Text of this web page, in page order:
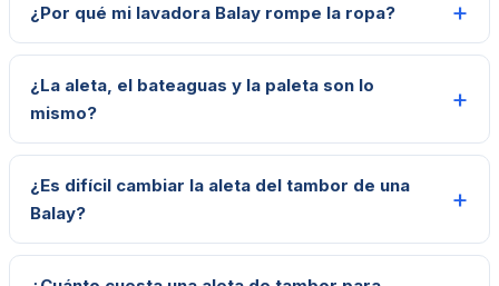
¿Por qué mi lavadora Balay rompe la ropa?
¿La aleta, el bateaguas y la paleta son lo
mismo?
¿Es difícil cambiar la aleta del tambor de una
Balay?